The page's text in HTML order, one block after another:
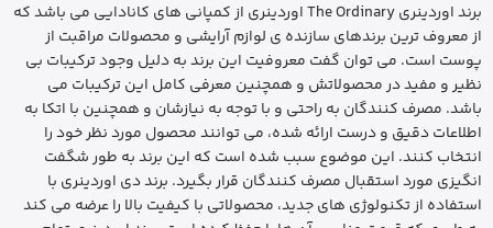
برند اوردینری The Ordinary اوردینری از کمپانی های کانادایی می باشد که
از معروف ترین برندهای سازنده ی لوازم آرایشی و محصولات مراقبت از
پوست است. می توان گفت معروفیت این برند به دلیل وجود ترکیبات بی
نظیر و مفید در محصولاتش و همچنین معرفی کامل این ترکیبات می
باشد. مصرف کنندگان به راحتی و با توجه به نیازشان و همچنین با اتکا به
اطلاعات دقیق و درست ارائه شده، می توانند محصول مورد نظر خود را
انتخاب کنند. این موضوع سبب شده است که این برند به طور شگفت
انگیزی مورد استقبال مصرف کنندگان قرار بگیرد. برند دی اوردینری با
استفاده از تکنولوژی های جدید، محصولاتی با کیفیت بالا را عرضه می کند